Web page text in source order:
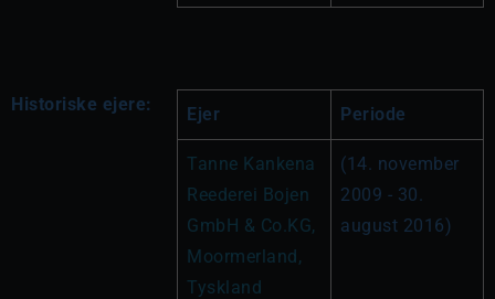
Historiske ejere: Ejer Periode
Tanne Kankena
Reederei Bojen
GmbH & Co.KG,
Moormerland,
Tyskland
(14. november
2009 - 30.
august 2016)